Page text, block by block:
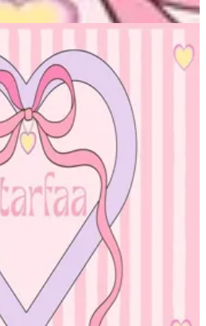
Altarfa beauty QA
Altarfa beauty QA
96551534604 تواصل مع الفرع